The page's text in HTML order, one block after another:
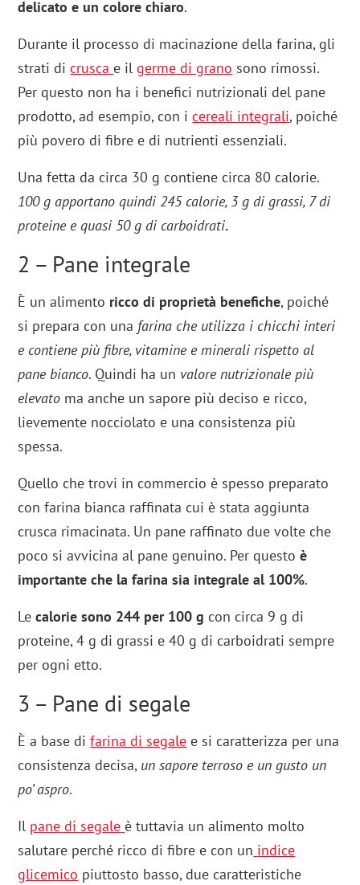
delicato e un colore chiaro.
Durante il processo di macinazione della farina, gli
strati dicrusca e ilgerme di grano sono rimossi.
Per questo non ha i benefici nutrizionali del pane
prodotto, ad esempio, con icereali integrali, poiché
più povero di fibre e di nutrienti essenziali.
Una fetta da circa 30 g contiene circa 80 calorie.
100 g apportano quindi 245 calorie, 3 g di grassi, 7 di
proteine e quasi 50 g di carboidrati.
2 – Pane integrale
È un alimento ricco di proprietà benefiche, poiché
si prepara con una farina che utilizza i chicchi interi
e contiene più fibre, vitamine e minerali rispetto al
pane bianco. Quindi ha un valore nutrizionale più
elevato ma anche un sapore più deciso e ricco,
lievemente nocciolato e una consistenza più
spessa.
Quello che trovi in commercio è spesso preparato
con farina bianca raffinata cui è stata aggiunta
crusca rimacinata. Un pane raffinato due volte che
poco si avvicina al pane genuino. Per questoè
importante che la farina sia integrale al 100%.
Lecalorie sono 244 per 100 g con circa 9 g di
proteine, 4 g di grassi e 40 g di carboidrati sempre
per ogni etto.
3 – Pane di segale
È a base difarina di segale e si caratterizza per una
consistenza decisa, un sapore terroso e un gusto un
po’ aspro.
Il pane di segale è tuttavia un alimento molto
salutare perché ricco di fibre e con un indice
glicemico piuttosto basso, due caratteristiche